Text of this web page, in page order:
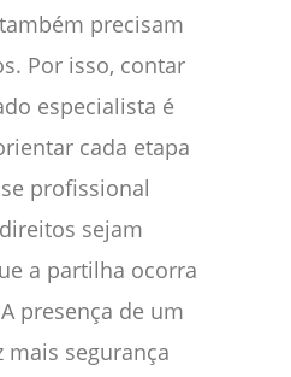
precisam
Por isso, contar
especialista é
cada etapa
profissional
sejam
a partilha ocorra
presença de um
mais segurança